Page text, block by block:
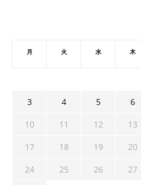
月 火 水 木
3
4 5 6
10
11 12 13
17
18 19 20
24
25 26 27